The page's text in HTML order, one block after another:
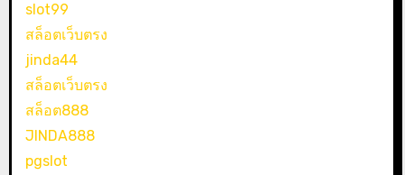
slot99
สล็อตเว็บตรง
jinda44
สล็อตเว็บตรง
สล็อต888
JINDA888
pgslot